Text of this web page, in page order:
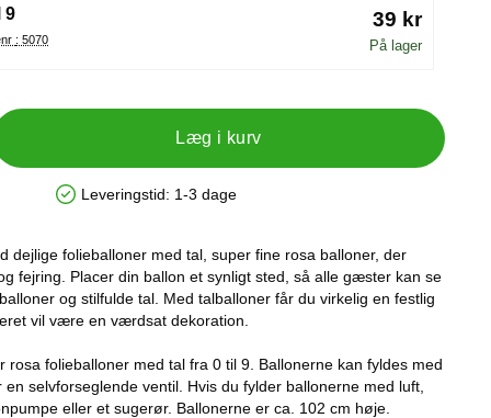
9
Varenr : 5070
39 kr
På lager
Læg i kurv
Produkttilgængelighed: På lager
Leveringstid: 1-3 dage
dejlige folieballoner med tal, super fine rosa balloner, der
fejring. Placer din ballon et synligt sted, så alle gæster kan se
og stilfulde tal. Med talballoner får du virkelig en festlig
vil være en værdsat dekoration.
rosa folieballoner med tal fra 0 til 9. Ballonerne kan fyldes med
selvforseglende ventil. Hvis du fylder ballonerne med luft,
eller et sugerør. Ballonerne er ca. 102 cm høje.